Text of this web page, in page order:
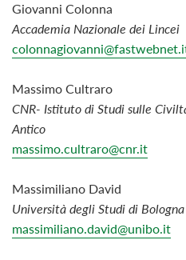
Giovanni Colonna
Accademia Nazionale dei Lincei
Massimo Cultraro
CNR- Istituto di Studi sulle
Antico
massimo.cultraro@cnr.it
Massimiliano David
Università degli Studi di Bologna
massimiliano.david@unibo.it